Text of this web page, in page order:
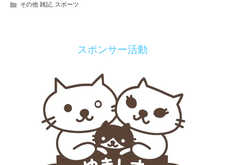
その他 雑記, スポーツ
スポンサー活動